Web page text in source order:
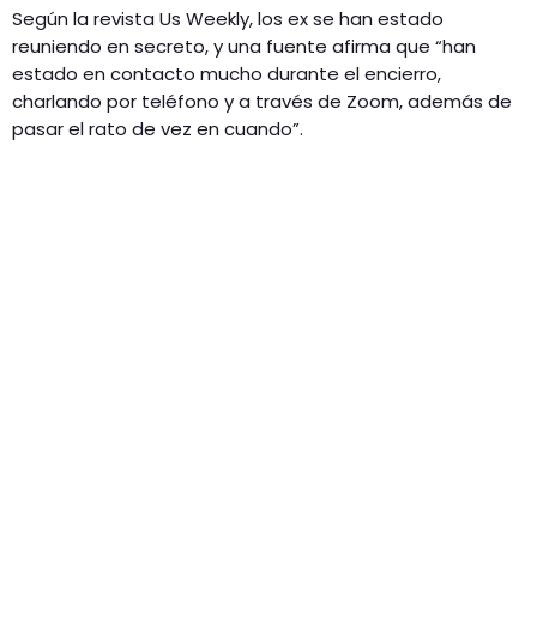
Según la revista Us Weekly, los ex se han estado
reuniendo en secreto, y una fuente afirma que “han
estado en contacto mucho durante el encierro,
charlando por teléfono y a través de Zoom, además de
pasar el rato de vez en cuando”.